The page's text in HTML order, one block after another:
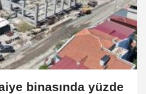
binasında yüzde